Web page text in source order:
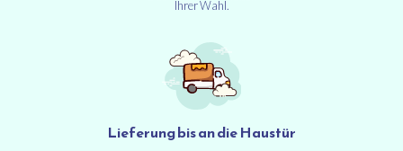
Ihrer Wahl.
Lieferung bis an die Haustür